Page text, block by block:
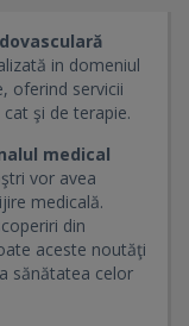
in domeniul
oferind servicii
şi de terapie.
medical
vor avea
medicală.
din
aceste noutăţi
sănătatea celor